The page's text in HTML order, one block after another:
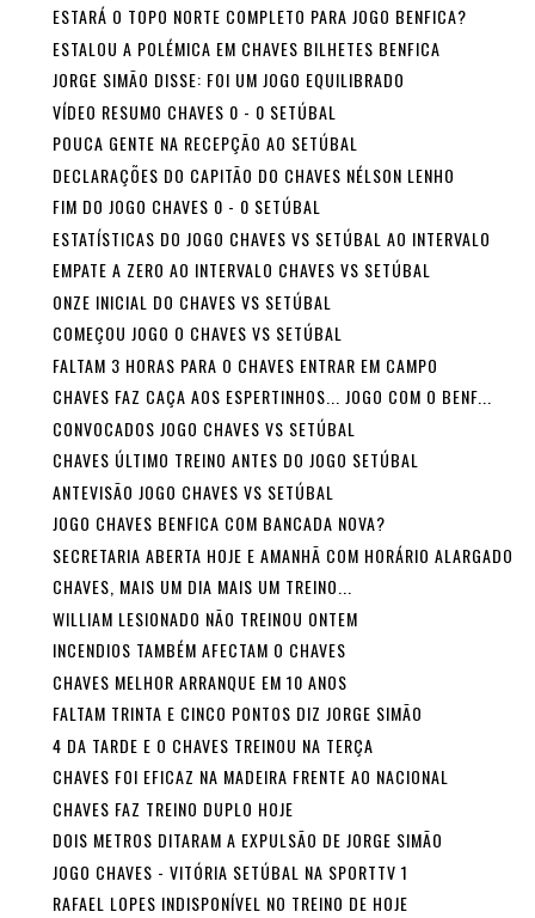
ESTARÁ O TOPO NORTE COMPLETO PARA JOGO BENFICA?
ESTALOU A POLÉMICA EM CHAVES BILHETES BENFICA
JORGE SIMÃO DISSE: FOI UM JOGO EQUILIBRADO
VÍDEO RESUMO CHAVES 0 - 0 SETÚBAL
POUCA GENTE NA RECEPÇÃO AO SETÚBAL
DECLARAÇÕES DO CAPITÃO DO CHAVES NÉLSON LENHO
FIM DO JOGO CHAVES 0 - 0 SETÚBAL
ESTATÍSTICAS DO JOGO CHAVES VS SETÚBAL AO INTERVALO
EMPATE A ZERO AO INTERVALO CHAVES VS SETÚBAL
ONZE INICIAL DO CHAVES VS SETÚBAL
COMEÇOU JOGO O CHAVES VS SETÚBAL
FALTAM 3 HORAS PARA O CHAVES ENTRAR EM CAMPO
CHAVES FAZ CAÇA AOS ESPERTINHOS... JOGO COM O BENF...
CONVOCADOS JOGO CHAVES VS SETÚBAL
CHAVES ÚLTIMO TREINO ANTES DO JOGO SETÚBAL
ANTEVISÃO JOGO CHAVES VS SETÚBAL
JOGO CHAVES BENFICA COM BANCADA NOVA?
SECRETARIA ABERTA HOJE E AMANHÃ COM HORÁRIO ALARGADO
CHAVES, MAIS UM DIA MAIS UM TREINO...
WILLIAM LESIONADO NÃO TREINOU ONTEM
INCENDIOS TAMBÉM AFECTAM O CHAVES
CHAVES MELHOR ARRANQUE EM 10 ANOS
FALTAM TRINTA E CINCO PONTOS DIZ JORGE SIMÃO
4 DA TARDE E O CHAVES TREINOU NA TERÇA
CHAVES FOI EFICAZ NA MADEIRA FRENTE AO NACIONAL
CHAVES FAZ TREINO DUPLO HOJE
DOIS METROS DITARAM A EXPULSÃO DE JORGE SIMÃO
JOGO CHAVES - VITÓRIA SETÚBAL NA SPORTTV 1
RAFAEL LOPES INDISPONÍVEL NO TREINO DE HOJE